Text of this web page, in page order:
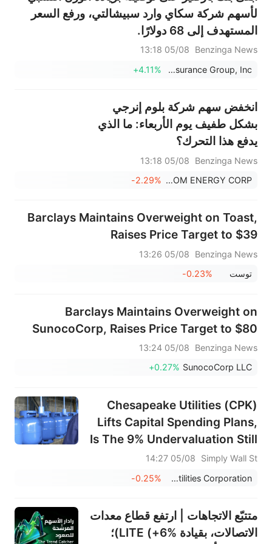
لأسهم شركة سكاي وارد سبيشالتي، ورفع السعر
المستهدف إلى 68 دولارًا.
Benzinga News
05/08 13:18
Skyward Specialty Insurance Group, Inc.
+4.11%
انخفض سهم شركة بلوم إنرجي
بشكل طفيف يوم الأربعاء: ما الذي
يدفع هذا التحرك؟
Benzinga News
05/08 13:18
BLOOM ENERGY CORP
-2.29%
Barclays Maintains Overweight on Toast,
Raises Price Target to $39
Benzinga News
05/08 13:26
توست
-0.23%
Barclays Maintains Overweight on
SunocoCorp, Raises Price Target to $80
Benzinga News
05/08 13:24
SunocoCorp LLC
+0.27%
Chesapeake Utilities (CPK)
Lifts Capital Spending Plans,
Is The 9% Undervaluation Still
Compelling?
Simply Wall St
05/08 14:27
Chesapeake Utilities Corporation
-0.25%
متتبّع الاتجاهات | ارتفع قطاع معدات
الاتصالات، بقيادة LITE (+6%)؛